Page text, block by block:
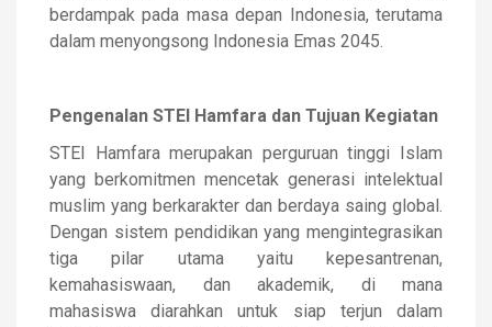
berdampak pada masa depan Indonesia, terutama
dalam menyongsong Indonesia Emas 2045.
Pengenalan STEI Hamfara dan Tujuan Kegiatan
STEI Hamfara merupakan perguruan tinggi Islam
yang berkomitmen mencetak generasi intelektual
muslim yang berkarakter dan berdaya saing global.
Dengan sistem pendidikan yang mengintegrasikan
tiga pilar utama yaitu kepesantrenan,
kemahasiswaan, dan akademik, di mana
mahasiswa diarahkan untuk siap terjun dalam